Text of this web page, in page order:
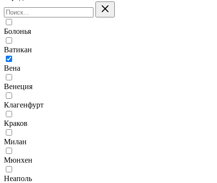
Болонья
Ватикан
Вена
Венеция
Клагенфурт
Краков
Милан
Мюнхен
Неаполь